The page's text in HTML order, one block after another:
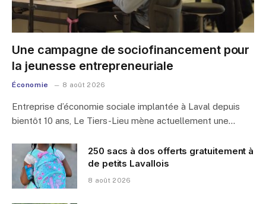
Une campagne de sociofinancement pour
la jeunesse entrepreneuriale
Économie 8 août 2026
Entreprise d’économie sociale implantée à Laval depuis
bientôt 10 ans, Le Tiers-Lieu mène actuellement une…
250 sacs à dos offerts gratuitement à
de petits Lavallois
8 août 2026